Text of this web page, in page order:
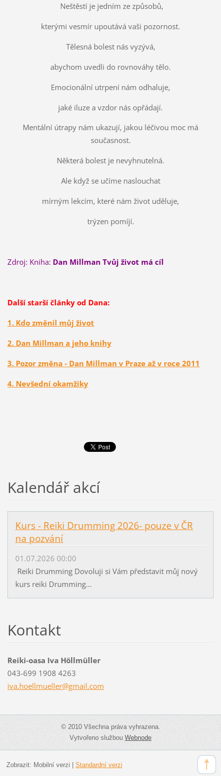
Neštěstí je jedním ze způsobů,
kterými vesmír upoutává vaši pozornost.
Tělesná bolest nás vyzývá,
abychom uvedli do rovnováhy tělo.
Emocionální utrpení nám odhaluje,
jaké iluze a vzdor nás opřádají.
Mentální útrapy nám ukazují, jakou léčivou moc má
současnost.
Některá bolest je nevyhnutelná.
Ale když se učíme naslouchat
mírným lekcím, které nám život uděluje,
trýzen pomíjí.
Zdroj: Kniha: Dan Millman Tvůj život má cíl
Další starší články od Dana:
1. Kdo změnil můj život
2. Dan Millman a jeho knihy
3. Pozor změna - Dan Millman v Praze až v roce 2011
4. Nevšední okamžiky
Kalendář akcí
Kurs - Reiki Drumming 2026- pouze v ČR
na pozvání
01.07.2026 00:00
Reiki Drumming Dovoluji si Vám představit můj nový
kurs reiki Drumming...
Kontakt
Reiki-oasa Iva Höllmüller
043-699 1908 4263
iva.hoellmueller@gmail.com
© 2010 Všechna práva vyhrazena.
Vytvořeno službouWebnode
Zobrazit: Mobilní verzi Standardní verzi